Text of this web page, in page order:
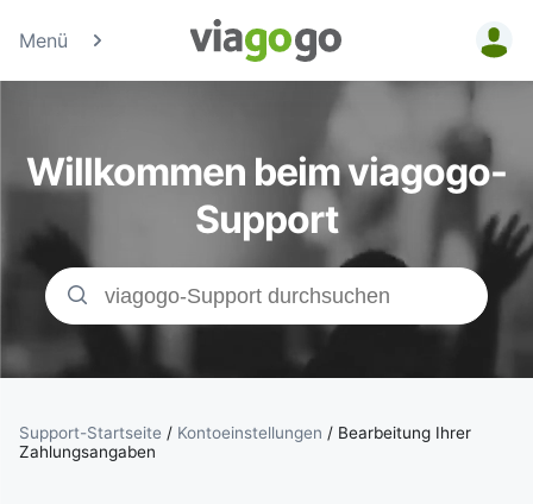
Menü
Tickets -
Konzert-,
&
| viagogo der
Willkommen beim viagogo-
Support
Support-Startseite / Kontoeinstellungen / Bearbeitung Ihrer
Zahlungsangaben